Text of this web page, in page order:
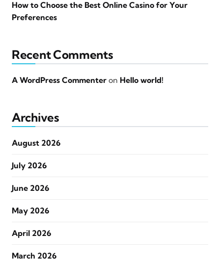
How to Choose the Best Online Casino for Your
Preferences
Recent Comments
A WordPress Commenter on Hello world!
Archives
August 2026
July 2026
June 2026
May 2026
April 2026
March 2026